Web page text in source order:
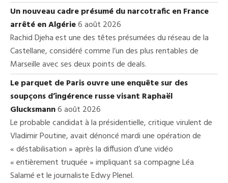
Un nouveau cadre présumé du narcotrafic en France
arrêté en Algérie6 août 2026
Rachid Djeha est une des têtes présumées du réseau de la
Castellane, considéré comme l’un des plus rentables de
Marseille avec ses deux points de deals.
Le parquet de Paris ouvre une enquête sur des
soupçons d’ingérence russe visant Raphaël
Glucksmann6 août 2026
Le probable candidat à la présidentielle, critique virulent de
Vladimir Poutine, avait dénoncé mardi une opération de
« déstabilisation » après la diffusion d’une vidéo
« entièrement truquée » impliquant sa compagne Léa
Salamé et le journaliste Edwy Plenel.